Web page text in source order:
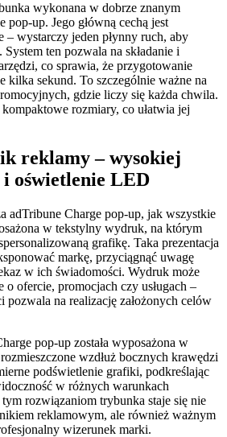
wykonana w dobrze znanym
pop-up. Jego główną cechą jest
– wystarczy jeden płynny ruch, aby
ten pozwala na składanie i
co sprawia, że przygotowanie
kilka sekund. To szczególnie ważne na
gdzie liczy się każda chwila.
rozmiary, co ułatwia jej
reklamy – wysokiej
oświetlenie LED
adTribune Charge pop-up, jak wszystkie
w tekstylny wydruk, na którym
grafikę. Taka prezentacja
markę, przyciągnąć uwagę
w ich świadomości. Wydruk może
ofercie, promocjach czy usługach –
pozwala na realizację założonych celów
pop-up została wyposażona w
wzdłuż bocznych krawędzi
podświetlenie grafiki, podkreślając
w różnych warunkach
rozwiązaniom trybunka staje się nie
reklamowym, ale również ważnym
wizerunek marki.